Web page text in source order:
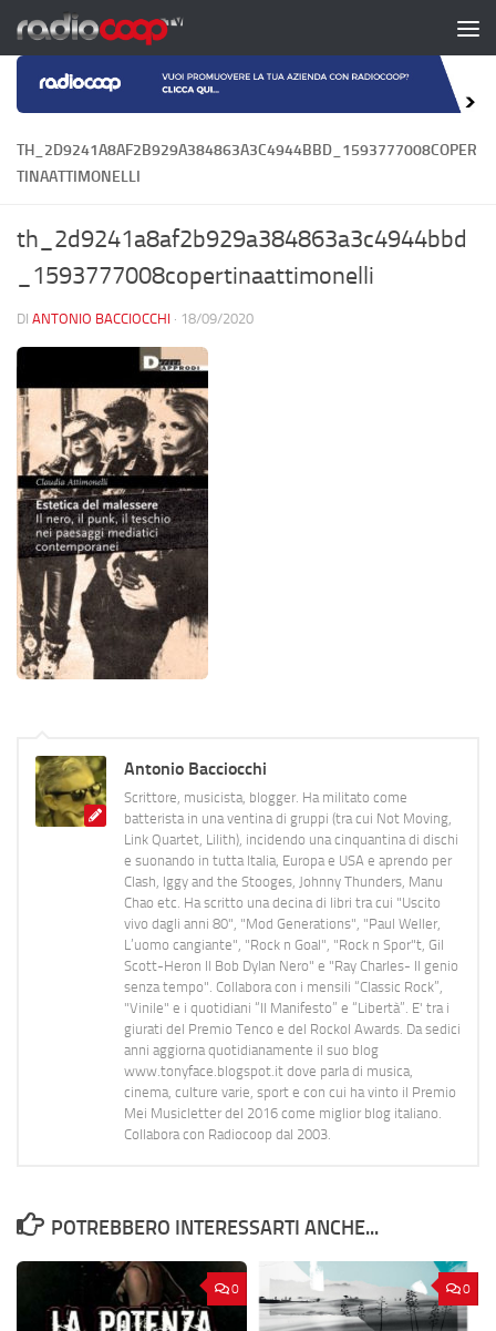
Salta al contenuto
TH_2D9241A8AF2B929A384863A3C4944BBD_1593777008COPER
TINAATTIMONELLI
th_2d9241a8af2b929a384863a3c4944bbd
_1593777008copertinaattimonelli
DI ANTONIO BACCIOCCHI · 18/09/2020
Antonio Bacciocchi
Scrittore, musicista, blogger. Ha militato come
batterista in una ventina di gruppi (tra cui Not Moving,
Link Quartet, Lilith), incidendo una cinquantina di dischi
e suonando in tutta Italia, Europa e USA e aprendo per
Clash, Iggy and the Stooges, Johnny Thunders, Manu
Chao etc. Ha scritto una decina di libri tra cui "Uscito
vivo dagli anni 80", "Mod Generations", "Paul Weller,
L’uomo cangiante", "Rock n Goal", "Rock n Spor"t, Gil
Scott-Heron Il Bob Dylan Nero" e "Ray Charles- Il genio
senza tempo". Collabora con i mensili “Classic Rock”,
"Vinile" e i quotidiani “Il Manifesto” e “Libertà”. E' tra i
giurati del Premio Tenco e del Rockol Awards. Da sedici
anni aggiorna quotidianamente il suo blog
www.tonyface.blogspot.it dove parla di musica,
cinema, culture varie, sport e con cui ha vinto il Premio
Mei Musicletter del 2016 come miglior blog italiano.
Collabora con Radiocoop dal 2003.
POTREBBERO INTERESSARTI ANCHE...
0 0